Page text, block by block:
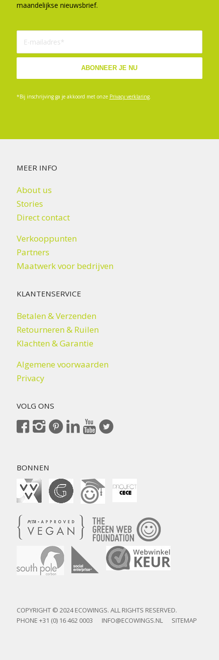
maandelijkse nieuwsbrief.
*Bij inschrijving ga je akkoord met onze Privacy verklaring.
MEER INFO
About us
Stories
Direct contact
Verkooppunten
Partners
Maatwerk voor bedrijven
KLANTENSERVICE
Betalen & Verzenden
Retourneren & Ruilen
Klachten & Garantie
Algemene voorwaarden
Privacy
VOLG ONS
BONNEN
COPYRIGHT © 2024 ECOWINGS. ALL RIGHTS RESERVED.
PHONE +31 (0) 16 462 0003 INFO@ECOWINGS.NL SITEMAP